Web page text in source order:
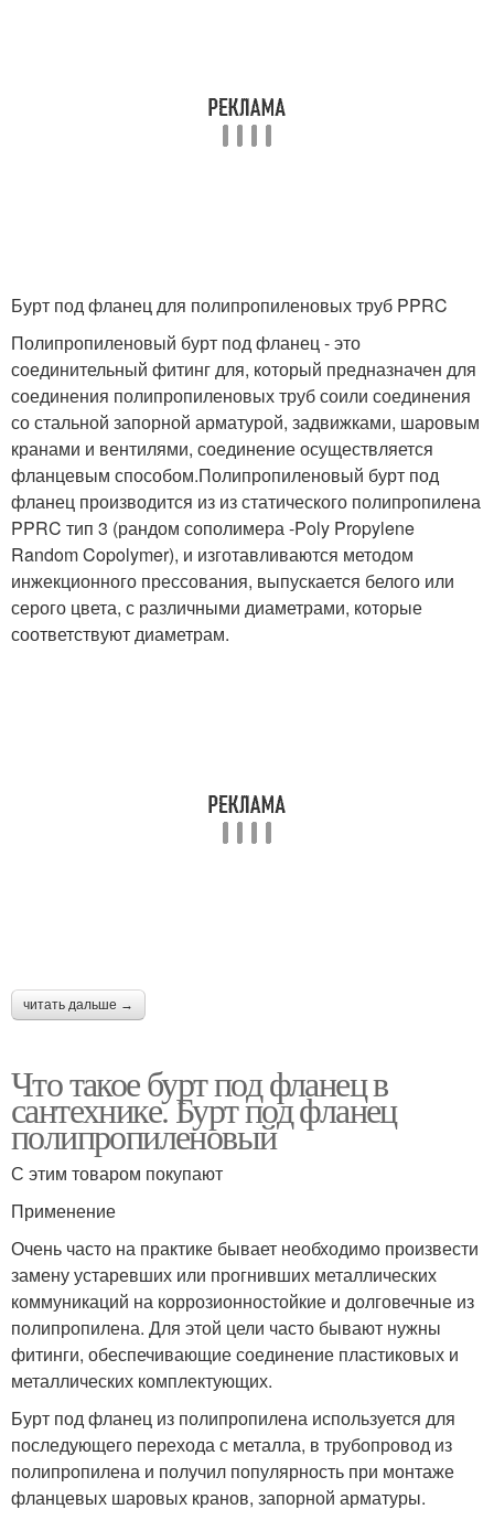
Бурт под фланец для полипропиленовых труб PPRC
Полипропиленовый бурт под фланец - это
соединительный фитинг для, который предназначен для
соединения полипропиленовых труб соили соединения
со стальной запорной арматурой, задвижками, шаровым
кранами и вентилями, соединение осуществляется
фланцевым способом.Полипропиленовый бурт под
фланец производится из из статического полипропилена
PPRC тип 3 (рандом сополимера -Poly Propylene
Random Copolymer), и изготавливаются методом
инжекционного прессования, выпускается белого или
серого цвета, с различными диаметрами, которые
соответствуют диаметрам.
читать дальше →
Что такое бурт под фланец в
сантехнике. Бурт под фланец
полипропиленовый
С этим товаром покупают
Применение
Очень часто на практике бывает необходимо произвести
замену устаревших или прогнивших металлических
коммуникаций на коррозионностойкие и долговечные из
полипропилена. Для этой цели часто бывают нужны
фитинги, обеспечивающие соединение пластиковых и
металлических комплектующих.
Бурт под фланец из полипропилена используется для
последующего перехода с металла, в трубопровод из
полипропилена и получил популярность при монтаже
фланцевых шаровых кранов, запорной арматуры.